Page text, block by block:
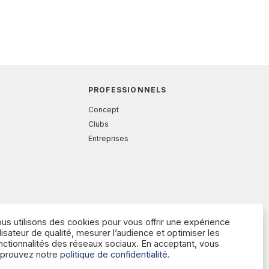
PROFESSIONNELS
Concept
Clubs
Entreprises
utilisons des cookies pour vous offrir une expérience
de qualité, mesurer l’audience et optimiser les
des réseaux sociaux. En acceptant, vous
notre politique de confidentialité.